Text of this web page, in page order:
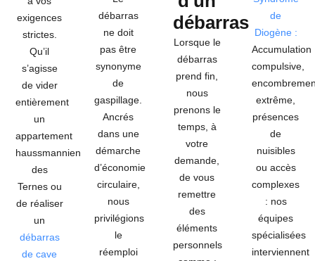
exigences
strictes.
Qu’il
s’agisse
de vider
entièrement
un
appartement
haussmannien
des
Ternes ou
de réaliser
un
débarras
de cave
débarras
ne doit
pas être
synonyme
de
gaspillage.
Ancrés
dans une
démarche
d’économie
circulaire,
nous
privilégions
le
réemploi
débarras
Lorsque le
débarras
prend fin,
nous
prenons le
temps, à
votre
demande,
de vous
remettre
des
éléments
personnels
de
Diogène :
Accumulation
compulsive,
extrême,
présences
de
nuisibles
ou accès
complexes
: nos
équipes
spécialisées
interviennent